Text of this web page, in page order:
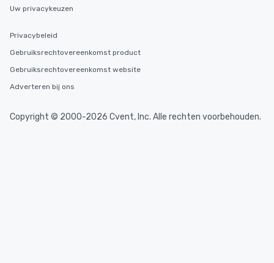
Uw privacykeuzen
Privacybeleid
Gebruiksrechtovereenkomst product
Gebruiksrechtovereenkomst website
Adverteren bij ons
Copyright © 2000-2026 Cvent, Inc. Alle rechten voorbehouden.